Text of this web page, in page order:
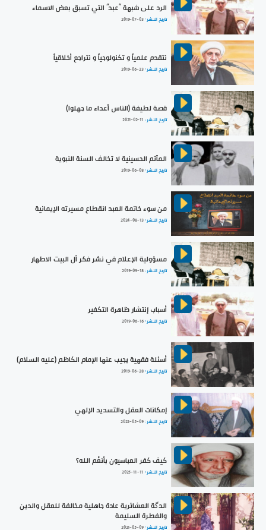
الرد على شبهة “عبد” التي تسبق بعض الاسماء
تاريخ النشر :2019-07-03
نتقدم علمياً و تكنولوجياً و نتراجع أخلاقياً
تاريخ النشر :2019-06-23
قصة لطيفة (الناس أعداء ما جهلوا)
تاريخ النشر : 2021-02-11
المآتم الحسينية لا تخالف السنة النبوية
تاريخ النشر :2019-06-08
من سوء خاتمة العبد انقطاع مسيرته الإيمانية
تاريخ النشر :2024-08-13
مسؤولية الإعلام في نشر فكر آل البيت الاطهار
تاريخ النشر :2019-09-18
أسباب إنتشار ظاهرة التكفير
تاريخ النشر :2019-06-16
أسئلة فقهية يجيب عنها الإمام الكاظم (عليه السلام)
تاريخ النشر :2019-06-28
إمكانات العقل والتسديد الإلهي
تاريخ النشر :2022-05-09
كيف كفر العباسيون بأنعُم الله؟
تاريخ النشر : 2025-11-11
الدگة العشائرية عادة جاهلية مخالفة للعقل والدين
والفطرة السليمة
تاريخ النشر :2021-05-09